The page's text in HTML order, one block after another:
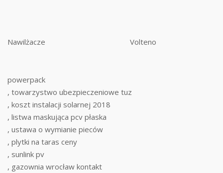
Nawilżacze Volteno
powerpack
, towarzystwo ubezpieczeniowe tuz
, koszt instalacji solarnej 2018
, listwa maskująca pcv płaska
, ustawa o wymianie pieców
, plytki na taras ceny
, sunlink pv
, gazownia wrocław kontakt